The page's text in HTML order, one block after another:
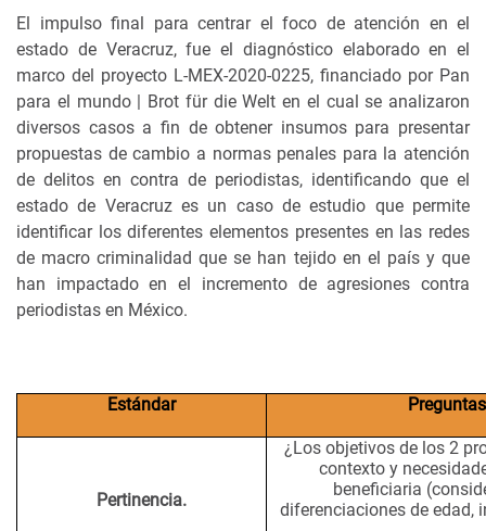
El impulso final para centrar el foco de atención en el
estado de Veracruz, fue el diagnóstico elaborado en el
marco del proyecto L-MEX-2020-0225, financiado por Pan
para el mundo | Brot für die Welt en el cual se analizaron
diversos casos a fin de obtener insumos para presentar
propuestas de cambio a normas penales para la atención
de delitos en contra de periodistas, identificando que el
estado de Veracruz es un caso de estudio que permite
identificar los diferentes elementos presentes en las redes
de macro criminalidad que se han tejido en el país y que
han impactado en el incremento de agresiones contra
periodistas en México.
Estándar
Pertinencia.
¿Los objetivos de los 2
contexto y
beneficiaria
diferenciaciones de edad,